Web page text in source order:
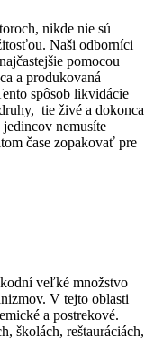
nikde nie sú
Naši odborníci
pomocou
a produkovaná
spôsob likvidácie
tie živé a dokonca
nemusíte
čase zopakovať pre
veľké množstvo
V tejto oblasti
a postrekové.
školách, reštauráciách,